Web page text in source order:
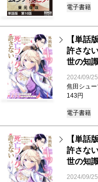
電子書籍
【単話
許さな
世の知
2024/09/25
焦田シュ
143円
電子書籍
【単話
許さな
世の知
2024/09/25